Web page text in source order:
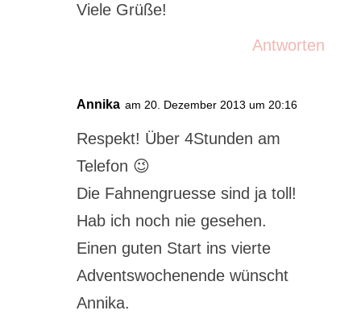
Viele Grüße!
Antworten
Annika am 20. Dezember 2013 um 20:16
Respekt! Über 4Stunden am
Telefon 😉
Die Fahnengruesse sind ja toll!
Hab ich noch nie gesehen.
Einen guten Start ins vierte
Adventswochenende wünscht
Annika.